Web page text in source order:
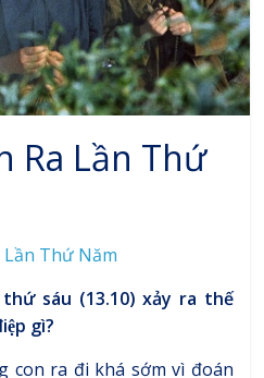
Ra Lần Thứ
Lần Thứ Năm
sáu (13.10) xảy ra thế
gì?
con ra đi khá sớm vì đoán